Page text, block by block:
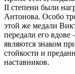
II степени были
Антонова. Особо
этой же медали
передали его
являются знаком
стойкости и
наставников.